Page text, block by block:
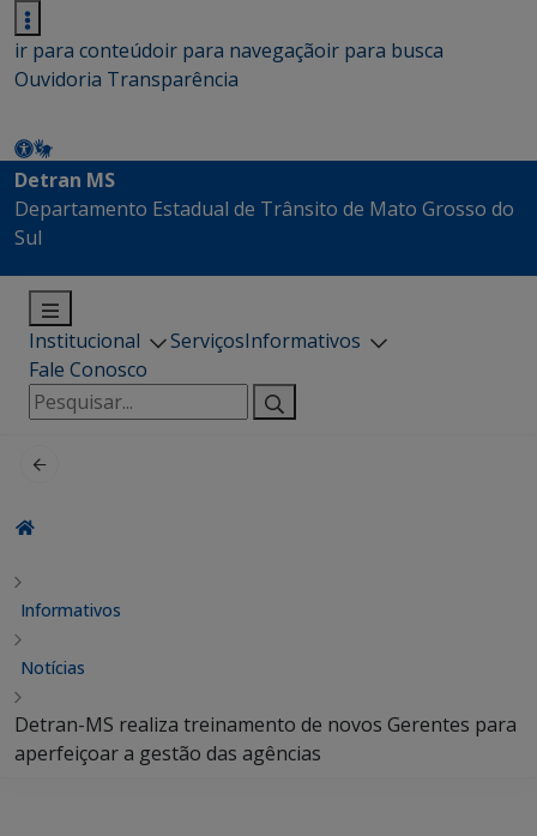
ir para conteúdoir para navegaçãoir para busca
Ouvidoria Transparência
Detran MS
Departamento Estadual de Trânsito de Mato Grosso do
Sul
Institucional ServiçosInformativos
Fale Conosco
Pesquisar
por:
Informativos
Notícias
Detran-MS realiza treinamento de novos Gerentes para
aperfeiçoar a gestão das agências